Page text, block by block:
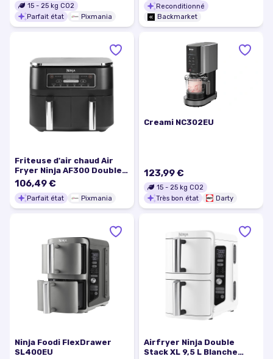
15 - 25 kg CO2
Parfait état
Pixmania
Reconditionné
Backmarket
Friteuse d'air chaud Air
Fryer Ninja AF300 Double
Compartiment 7,6 L
Autonome 1690 W, Noir -
Excellent état
106,49 €
Parfait état Pixmania
Creami NC302EU
123,99 €
15 - 25 kg CO2
Très bon état
Darty
Ninja Foodi FlexDrawer
SL400EU
Airfryer Ninja Double
Stack XL 9,5 L Blanche